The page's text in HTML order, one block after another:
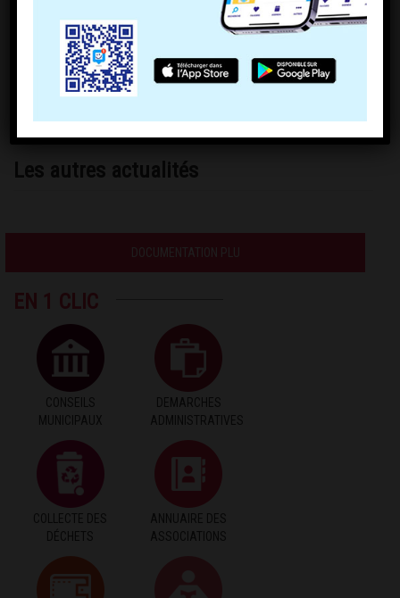
Les autres actualités
DOCUMENTATION PLU
EN 1 CLIC
CONSEILS
MUNICIPAUX
DEMARCHES
ADMINISTRATIVES
COLLECTE DES
DÉCHETS
ANNUAIRE DES
ASSOCIATIONS